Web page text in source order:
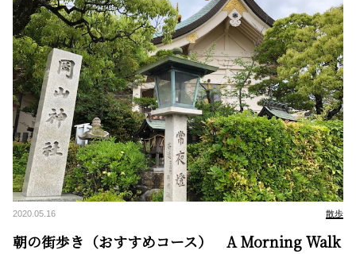
2020.05.16 散歩
朝の街歩き（おすすめコース） A Morning Walk